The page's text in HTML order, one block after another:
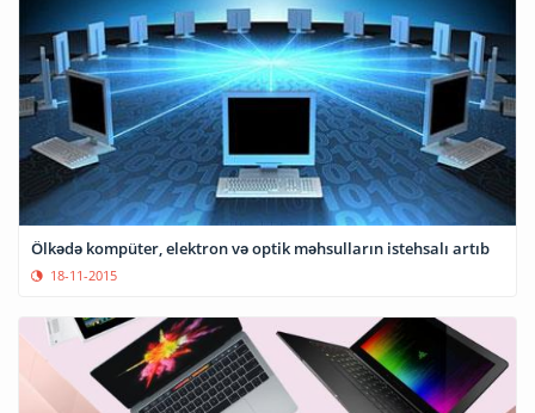
Ölkədə kompüter, elektron və optik məhsulların istehsalı artıb
18-11-2015